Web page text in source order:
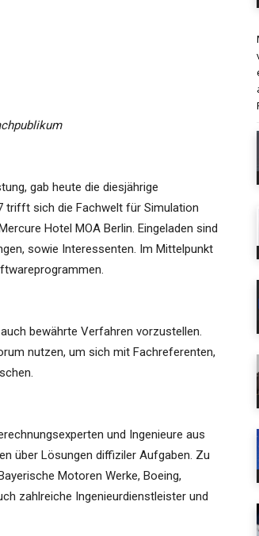
gab heute die diesjährige
trifft sich die Fachwelt für Simulation
Hotel MOA Berlin. Eingeladen sind
sowie Interessenten. Im Mittelpunkt
bewährte Verfahren vorzustellen.
nutzen, um sich mit Fachreferenten,
und Ingenieure aus
über Lösungen diffiziler Aufgaben. Zu
Motoren Werke, Boeing,
zahlreiche Ingenieurdienstleister und